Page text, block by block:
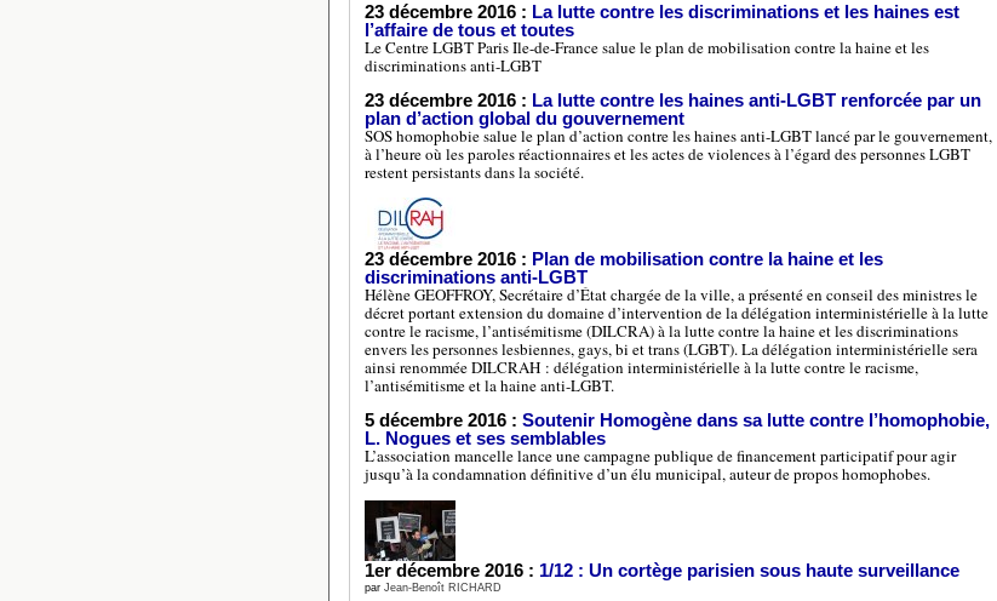
23 décembre 2016 : La lutte contre les discriminations et les haines est
l’affaire de tous et toutes
Le Centre LGBT Paris Ile-de-France salue le plan de mobilisation contre la haine et les
discriminations anti-LGBT
23 décembre 2016 : La lutte contre les haines anti-LGBT renforcée par un
plan d’action global du gouvernement
SOS homophobie salue le plan d’action contre les haines anti-LGBT lancé par le gouvernement,
à l’heure où les paroles réactionnaires et les actes de violences à l’égard des personnes LGBT
restent persistants dans la société.
23 décembre 2016 : Plan de mobilisation contre la haine et les
discriminations anti-LGBT
Hélène GEOFFROY, Secrétaire d’État chargée de la ville, a présenté en conseil des ministres le
décret portant extension du domaine d’intervention de la délégation interministérielle à la lutte
contre le racisme, l’antisémitisme (DILCRA) à la lutte contre la haine et les discriminations
envers les personnes lesbiennes, gays, bi et trans (LGBT). La délégation interministérielle sera
ainsi renommée DILCRAH : délégation interministérielle à la lutte contre le racisme,
l’antisémitisme et la haine anti-LGBT.
5 décembre 2016 : Soutenir Homogène dans sa lutte contre l’homophobie,
L. Nogues et ses semblables
L’association mancelle lance une campagne publique de financement participatif pour agir
jusqu’à la condamnation définitive d’un élu municipal, auteur de propos homophobes.
1er décembre 2016 : 1/12 : Un cortège parisien sous haute surveillance
par Jean-Benoît RICHARD